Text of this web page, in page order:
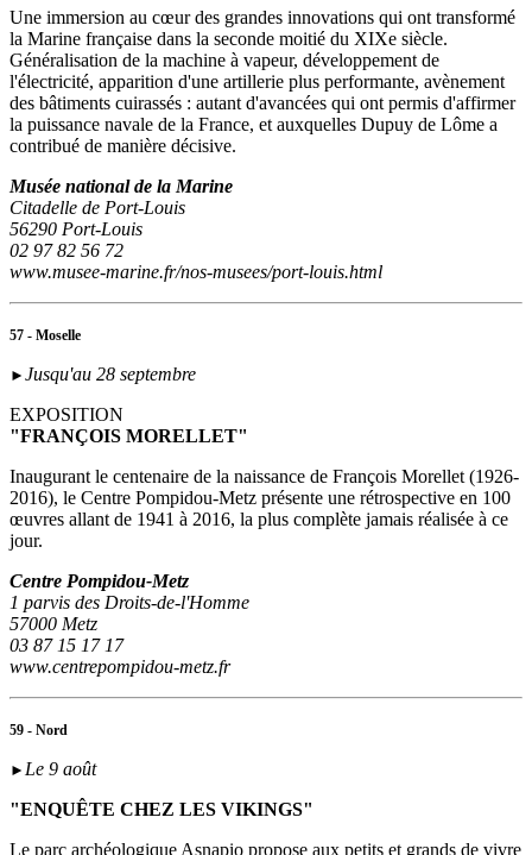
Une immersion au cœur des grandes innovations qui ont transformé
la Marine française dans la seconde moitié du XIXe siècle.
Généralisation de la machine à vapeur, développement de
l'électricité, apparition d'une artillerie plus performante, avènement
des bâtiments cuirassés : autant d'avancées qui ont permis d'affirmer
la puissance navale de la France, et auxquelles Dupuy de Lôme a
contribué de manière décisive.
Musée national de la Marine
Citadelle de Port-Louis
56290 Port-Louis
02 97 82 56 72
www.musee-marine.fr/nos-musees/port-louis.html
57 - Moselle
► Jusqu'au 28 septembre
EXPOSITION
"FRANÇOIS MORELLET"
Inaugurant le centenaire de la naissance de François Morellet (1926-
2016), le Centre Pompidou-Metz présente une rétrospective en 100
œuvres allant de 1941 à 2016, la plus complète jamais réalisée à ce
jour.
Centre Pompidou-Metz
1 parvis des Droits-de-l'Homme
57000 Metz
03 87 15 17 17
www.centrepompidou-metz.fr
59 - Nord
► Le 9 août
"ENQUÊTE CHEZ LES VIKINGS"
Le parc archéologique Asnapio propose aux petits et grands de vivre